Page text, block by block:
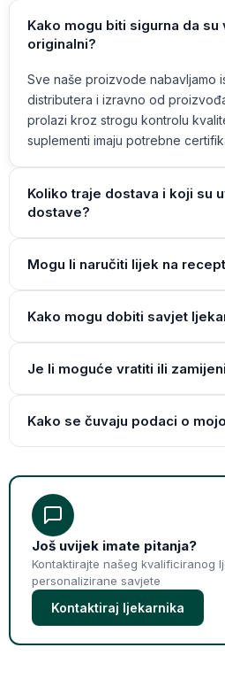
Kako mogu biti sigurna da
originalni?
Sve naše proizvode nabavljamo
distributera i izravno od
prolazi kroz strogu kontrolu
suplementi imaju potrebne
Koliko traje dostava i koji su
dostave?
Mogu li naručiti lijek na
Kako mogu dobiti savjet
Je li moguće vratiti ili
Kako se čuvaju podaci o
Još uvijek imate pitanja?
Kontaktirajte našeg kvalificiranog
personalizirane savjete
Kontaktiraj ljekarnika